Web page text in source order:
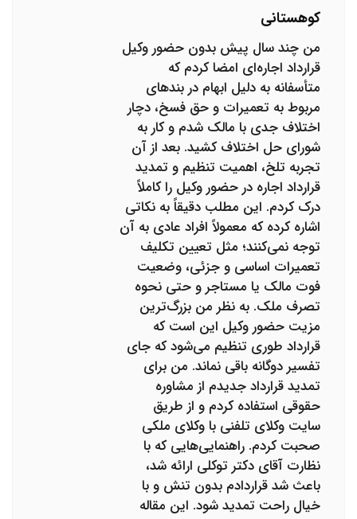
کوهستانی
من چند سال پیش بدون حضور وکیل
قرارداد اجاره‌ای امضا کردم که
متأسفانه به دلیل ابهام در بندهای
مربوط به تعمیرات و حق فسخ، دچار
اختلاف جدی با مالک شدم و کار به
شورای حل اختلاف کشید. بعد از آن
تجربه تلخ، اهمیت تنظیم و تمدید
قرارداد اجاره در حضور وکیل را کاملاً
درک کردم. این مطلب دقیقاً به نکاتی
اشاره کرده که معمولاً افراد عادی به آن
توجه نمی‌کنند؛ مثل تعیین تکلیف
تعمیرات اساسی و جزئی، وضعیت
فوت مالک یا مستاجر و حتی نحوه
تصرف ملک. به نظر من بزرگ‌ترین
مزیت حضور وکیل این است که
قرارداد طوری تنظیم می‌شود که جای
تفسیر دوگانه باقی نماند. من برای
تمدید قرارداد جدیدم از مشاوره
حقوقی استفاده کردم و از طریق
سایت وکلای تلفنی با وکلای ملکی
صحبت کردم. راهنمایی‌هایی که با
نظارت آقای دکتر توکلی ارائه شد،
باعث شد قراردادم بدون تنش و با
خیال راحت تمدید شود. این مقاله